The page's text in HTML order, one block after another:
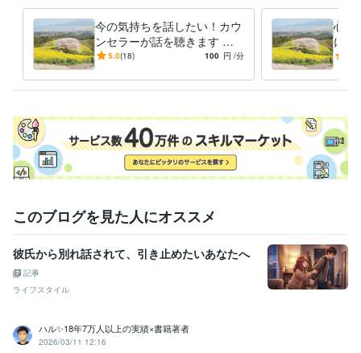
資格・検定
公認心理師【心理学系唯一の国家資格】 取得年 : 2021年
メンタルヘルスマネジメントⅡ種 取得年 : 2014年
認定理学療法士
理学療法士 取得年 : 2010年
呼吸療法認定士 取得年 : 2017年
認知症ケア専門士 取得年 : 2016年
介護支援専門員（ケアマネージャー） 取得年 : 2017年
公認心理師 取得年 : 2020年
メンタルヘルスマネジメント検定 取得年 : 2013年
食生活アドバイザー2級 取得年 : 2012年
認知症ケア専門士 取得年 : 2015年
ケアマネジャー（介護支援専門員） 取得年 : 2016年
得意分野
今の気持ちを話したい！カウ
ンセラーが話を聴きます 心
理系国家資格有。今の気持ち
う！
5.0(18) 100 円 /分
心理
に必
その
えま
このブログを見た人にオススメ
彼氏から別れ話されて、引き止めたいあなたへ
記事
ライフスタイル
ハル✨18年7万人以上の実績×書籍著者
2026/03/11 12:16